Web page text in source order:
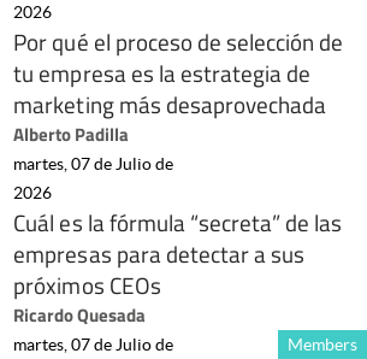
2026
Por qué el proceso de selección de
tu empresa es la estrategia de
marketing más desaprovechada
Alberto Padilla
martes, 07 de Julio de
2026
Cuál es la fórmula “secreta” de las
empresas para detectar a sus
próximos CEOs
Ricardo Quesada
Members
martes, 07 de Julio de